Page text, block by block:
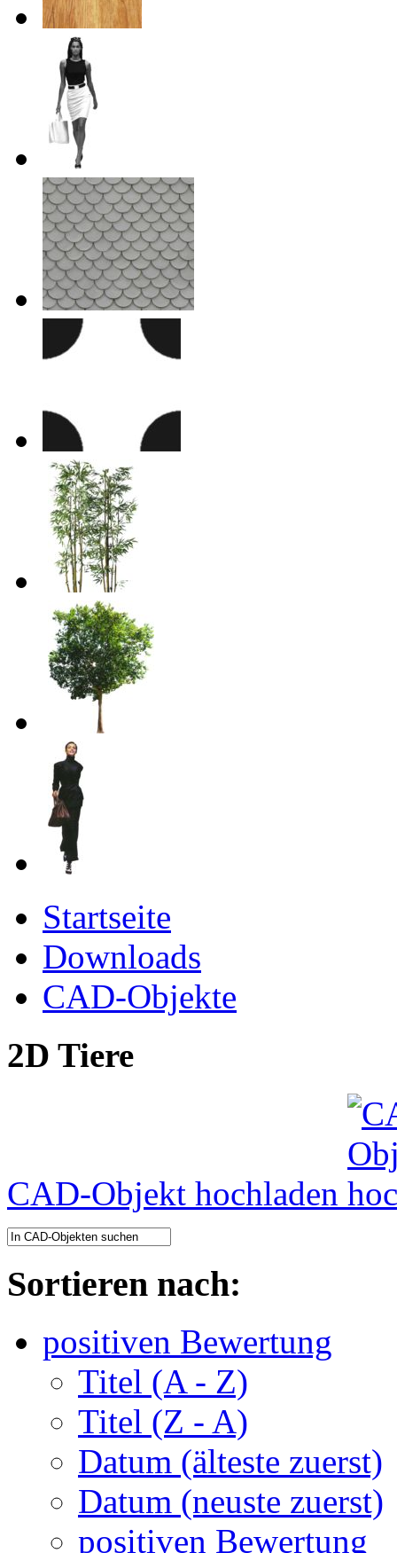
Startseite
Downloads
CAD-Objekte
2D Tiere
CAD-Objekt hochladen
Sortieren nach:
positiven Bewertung
Titel (A - Z)
Titel (Z - A)
Datum (älteste zuerst)
Datum (neuste zuerst)
positiven Bewertung